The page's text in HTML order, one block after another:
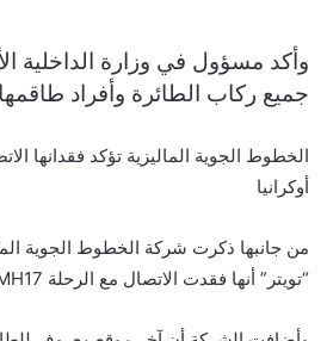
وأكد مسؤول في وزارة الداخلية
جميع ركاب الطائرة وأفراد
الخطوط الجوية الماليزية تؤكد فقدانها
أوكرانيا
من جانبها ذكرت شركة الخطوط الجوية
“تويتر” أنها فقدت الاتصال مع الرحلة MH17 القادمة من أمستردام.